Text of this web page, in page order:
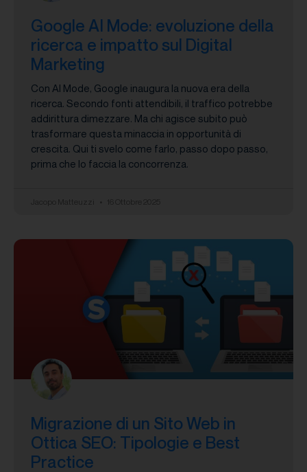
Google AI Mode: evoluzione della
ricerca e impatto sul Digital
Marketing
Con AI Mode, Google inaugura la nuova era della
ricerca. Secondo fonti attendibili, il traffico potrebbe
addirittura dimezzare. Ma chi agisce subito può
trasformare questa minaccia in opportunità di
crescita. Qui ti svelo come farlo, passo dopo passo,
prima che lo faccia la concorrenza.
Migrazione di un Sito Web in
Ottica SEO: Tipologie e Best
Practice